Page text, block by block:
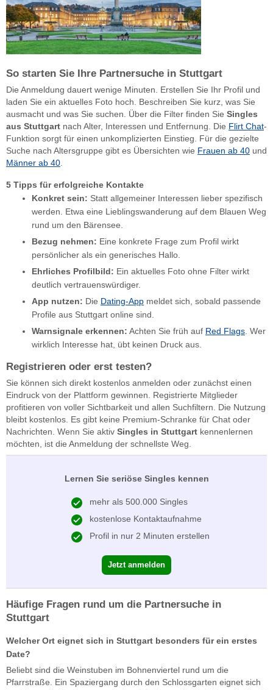
So starten Sie Ihre Partnersuche in Stuttgart
Die Anmeldung dauert wenige Minuten. Erstellen Sie Ihr Profil und
laden Sie ein aktuelles Foto hoch. Beschreiben Sie kurz, was Sie
ausmacht und was Sie suchen. Über die Filter finden Sie Singles
aus Stuttgart nach Alter, Interessen und Entfernung. Die Flirt Chat-
Funktion sorgt für einen unkomplizierten Einstieg. Für die gezielte
Suche nach Altersgruppe gibt es Übersichten wie Frauen ab 40 und
Männer ab 40.
5 Tipps für erfolgreiche Kontakte
Konkret sein: Statt allgemeiner Interessen lieber spezifisch
werden. Etwa eine Lieblingswanderung auf dem Blauen Weg
rund um den Bärensee.
Bezug nehmen: Eine konkrete Frage zum Profil wirkt
persönlicher als ein generisches Hallo.
Ehrliches Profilbild: Ein aktuelles Foto ohne Filter wirkt
deutlich vertrauenswürdiger.
App nutzen: Die Dating-App meldet sich, sobald passende
Profile aus Stuttgart online sind.
Warnsignale erkennen: Achten Sie früh auf Red Flags. Wer
wirklich Interesse hat, übt keinen Druck aus.
Registrieren oder erst testen?
Sie können sich direkt kostenlos anmelden oder zunächst einen
Eindruck von der Plattform gewinnen. Registrierte Mitglieder
profitieren von voller Sichtbarkeit und allen Suchfiltern. Die Nutzung
bleibt kostenlos. Es gibt keine Premium-Schranke für Chat oder
Nachrichten. Wenn Sie aktiv Singles in Stuttgart kennenlernen
möchten, ist die Anmeldung der schnellste Weg.
Lernen Sie seriöse Singles kennen
mehr als 500.000 Singles
kostenlose Kontaktaufnahme
Profil in nur 2 Minuten erstellen
Jetzt anmelden
Häufige Fragen rund um die Partnersuche in
Stuttgart
Welcher Ort eignet sich in Stuttgart besonders für ein erstes
Date?
Beliebt sind die Weinstuben im Bohnenviertel rund um die
Pfarrstraße. Ein Spaziergang durch den Schlossgarten eignet sich